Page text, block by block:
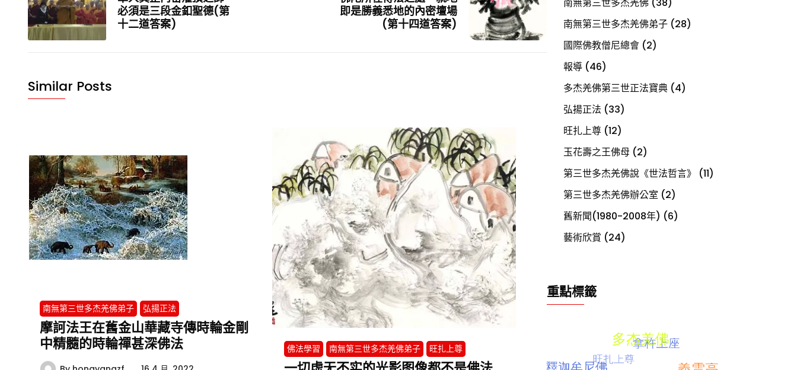
必須是三段金釦聖德(第
十二道答案)
即是勝義悉地的內密壇場
(第十四道答案)
Similar Posts
南無第三世多杰羌佛弟子 弘揚正法
摩訶法王在舊金山華藏寺傳時輪金剛
中精髓的時輪禪甚深佛法
佛法學習 南無第三世多杰羌佛弟子 旺扎上尊
南無第三世多杰羌佛弟子 (28)
國際佛教僧尼總會 (2)
報導 (46)
多杰羌佛第三世正法寶典 (4)
弘揚正法 (33)
旺扎上尊 (12)
玉花壽之王佛母 (2)
第三世多杰羌佛說《世法哲言》
(11)
第三世多杰羌佛辦公室 (2)
舊新聞(1980-2008年) (6)
藝術欣賞 (24)
重點標籤